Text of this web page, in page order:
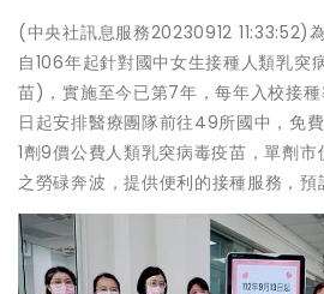
(中央社訊息服務20230912 11:33:52)
自106年起針對國中女生接種人類乳突
苗)，實施至今已第7年，每年入校接種
日起安排醫療團隊前往49所國中，免
1劑9價公費人類乳突病毒疫苗，單劑
之勞碌奔波，提供便利的接種服務，預